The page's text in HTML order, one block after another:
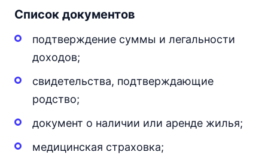
Список документов
подтверждение суммы и легальности
доходов;
свидетельства, подтверждающие
родство;
документ о наличии или аренде жилья;
медицинская страховка;